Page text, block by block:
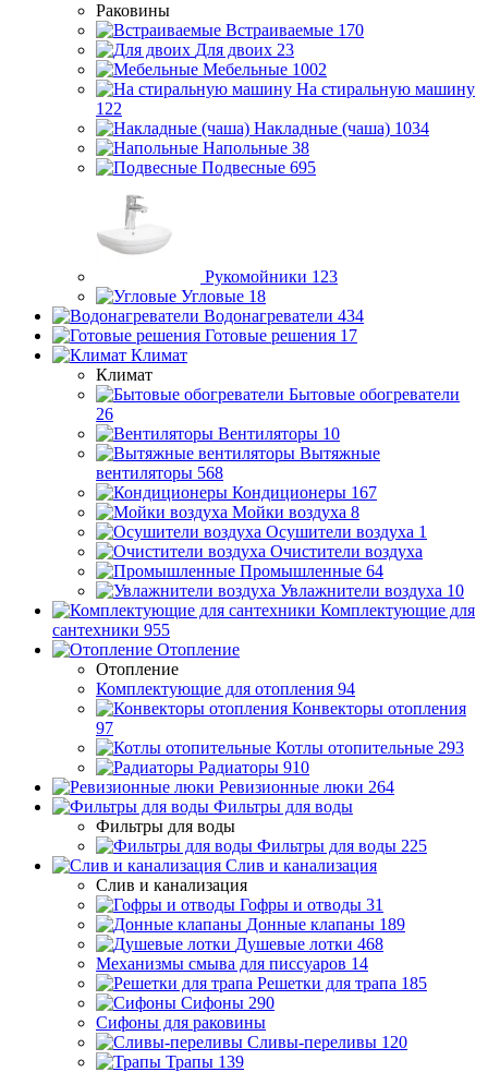
Раковины
Встраиваемые 170
Для двоих 23
Мебельные 1002
На стиральную машину
122
Накладные (чаша) 1034
Напольные 38
Подвесные 695
Рукомойники 123
Угловые 18
Водонагреватели 434
Готовые решения 17
Климат
Климат
Бытовые обогреватели
26
Вентиляторы 10
Вытяжные
вентиляторы 568
Кондиционеры 167
Мойки воздуха 8
Осушители воздуха 1
Очистители воздуха
Промышленные 64
Увлажнители воздуха 10
Комплектующие для
сантехники 955
Отопление
Отопление
Комплектующие для отопления 94
Конвекторы отопления
97
Котлы отопительные 293
Радиаторы 910
Ревизионные люки 264
Фильтры для воды
Фильтры для воды
Фильтры для воды 225
Слив и канализация
Слив и канализация
Гофры и отводы 31
Донные клапаны 189
Душевые лотки 468
Механизмы смыва для писсуаров 14
Решетки для трапа 185
Сифоны 290
Сифоны для раковины
Сливы-переливы 120
Трапы 139